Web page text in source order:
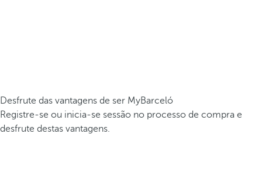
Desfrute das vantagens de ser MyBarceló
Registre-se ou inicia-se sessão no processo de compra e
desfrute destas vantagens.